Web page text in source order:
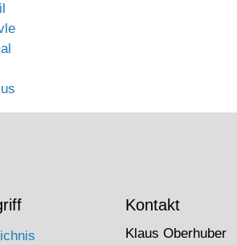
Kontakt
Klaus Oberhuber